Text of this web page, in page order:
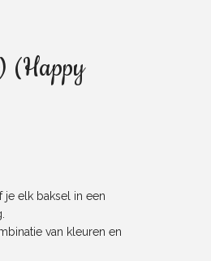
(Happy
je elk baksel in een
van kleuren en